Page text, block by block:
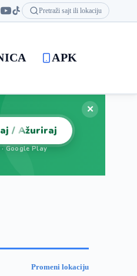
Pretraži sajt ili lokaciju
APK
/ Ažuriraj
Google Play
✕
Promeni lokaciju